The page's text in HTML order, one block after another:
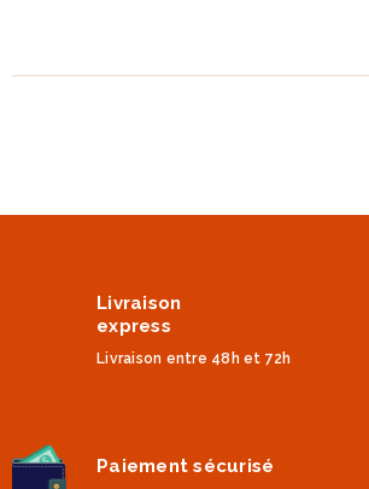
Livraison
express
Livraison entre 48h et 72h
Paiement sécurisé